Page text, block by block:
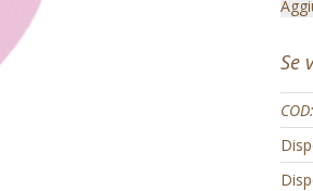
Se